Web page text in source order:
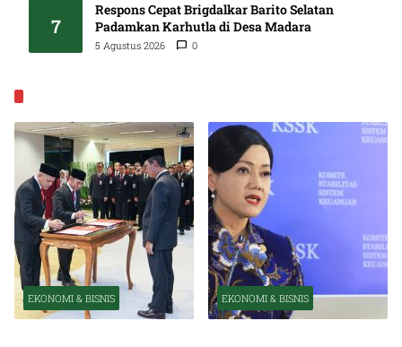
7
Respons Cepat Brigdalkar Barito Selatan
Padamkan Karhutla di Desa Madara
5 Agustus 2026 0
EKONOMI & BISNIS EKONOMI & BISNIS